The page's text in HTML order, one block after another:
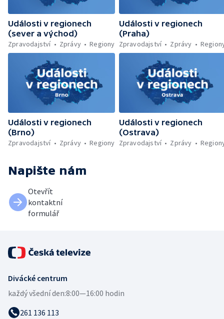
Události v regionech
(sever a východ)
Zpravodajství
Zprávy Regiony
Události v regionech
(Praha)
Zpravodajství
Zprávy
Události v regionech
(Brno)
Zpravodajství
Zprávy Regiony
Události v regionech
(Ostrava)
Zpravodajství
Zprávy
Napište nám
Otevřít
kontaktní
formulář
Divácké centrum
každý všední den:8:00—16:00 hodin
261 136 113